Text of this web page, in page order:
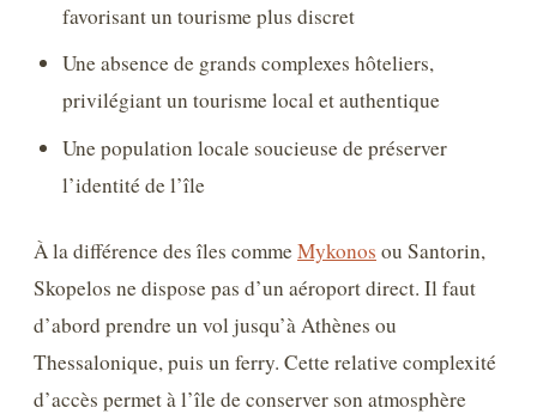
favorisant un tourisme plus discret
Une absence de grands complexes hôteliers,
privilégiant un tourisme local et authentique
Une population locale soucieuse de préserver
l’identité de l’île
À la différence des îles comme Mykonos ou Santorin,
Skopelos ne dispose pas d’un aéroport direct. Il faut
d’abord prendre un vol jusqu’à Athènes ou
Thessalonique, puis un ferry. Cette relative complexité
d’accès permet à l’île de conserver son atmosphère